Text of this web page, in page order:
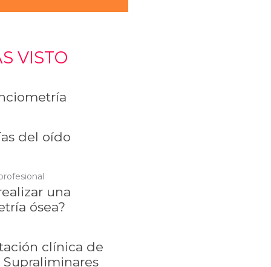
VISTO
del oído
una
ósea?
clínica de
Supraliminares